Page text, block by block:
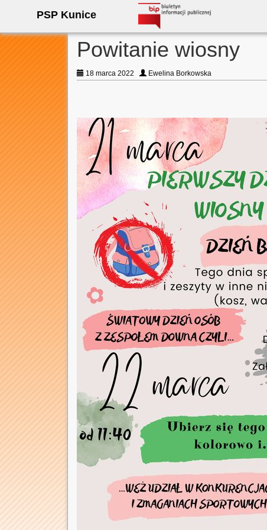
PSP Kunice
Powitanie wiosny
18 marca 2022 Ewelina Borkowska